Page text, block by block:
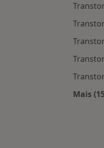
Mais